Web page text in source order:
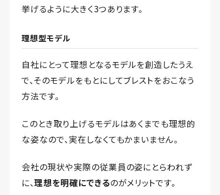
挙げるように大きく3つあります。
理想型モデル
自社にとって理想となるモデルを創造したうえ
で、そのモデルをもとにしてブレストをおこなう
方法です。
このとき取り上げるモデルはあくまでも理想的
な姿なので、実在しなくてもかまいません。
会社の現状や実際の従業員の姿にとらわれず
に、理想を明確にできるのがメリットです。